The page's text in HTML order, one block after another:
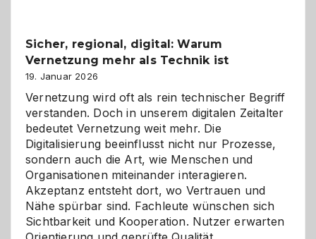
ein
dreifaches
Alaaf!
Sicher, regional, digital: Warum
Vernetzung mehr als Technik ist
19. Januar 2026
Vernetzung wird oft als rein technischer Begriff
verstanden. Doch in unserem digitalen Zeitalter
bedeutet Vernetzung weit mehr. Die
Digitalisierung beeinflusst nicht nur Prozesse,
sondern auch die Art, wie Menschen und
Organisationen miteinander interagieren.
Akzeptanz entsteht dort, wo Vertrauen und
Nähe spürbar sind. Fachleute wünschen sich
Sichtbarkeit und Kooperation. Nutzer erwarten